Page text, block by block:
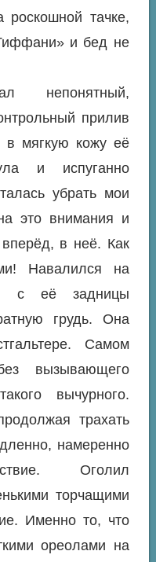
роскошной тачке,
и бед не
непонятный,
прилив
в мягкую кожу её
и испуганно
убрать мои
это внимания и
в неё. Как
Навалился на
с её задницы
грудь. Она
Самом
вызывающего
вычурного.
трахать
намеренно
Оголил
торчащими
Именно то, что
ореолами на